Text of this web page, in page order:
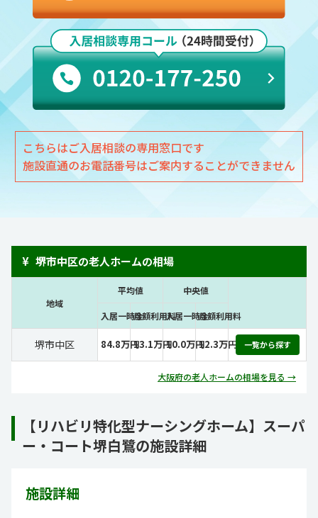
こちらはご入居相談の専用窓口です
施設直通のお電話番号はご案内することができません
¥ 堺市中区の老人ホームの相場
地域
平均値 中央値
入居一時金月額利用料入居一時金月額利用料
堺市中区 84.8万円13.1万円10.0万円12.3万円 一覧から探す
大阪府の老人ホームの相場を見る →
【リハビリ特化型ナーシングホーム】スーパ
ー・コート堺白鷺の施設詳細
施設詳細